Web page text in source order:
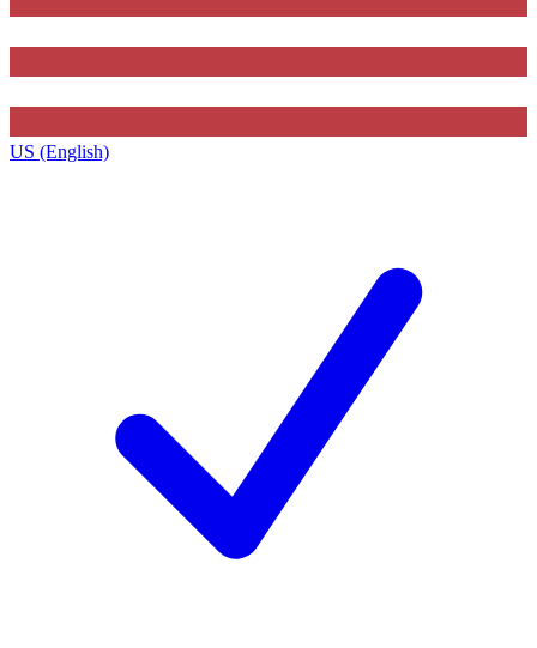
US (English)